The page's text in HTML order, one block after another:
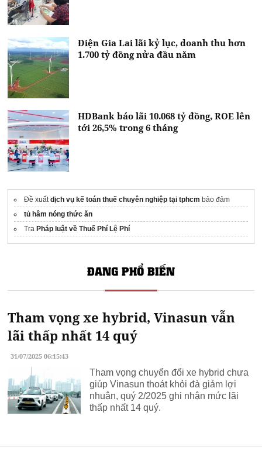
Điện Gia Lai lãi kỷ lục, doanh thu hơn
1.700 tỷ đồng nửa đầu năm
HDBank báo lãi 10.068 tỷ đồng, ROE lên
tới 26,5% trong 6 tháng
Đề xuấtdịch vụ kế toán thuế chuyên nghiệp tại tphcm bảo đảm
tủ hâm nóng thức ăn
Tra Pháp luật về Thuế Phí Lệ Phí
ĐANG PHỔ BIẾN
Tham vọng xe hybrid, Vinasun vẫn
lãi thấp nhất 14 quý
31/07/2025 06:15:43
Tham vọng chuyển đổi xe hybrid chưa
giúp Vinasun thoát khỏi đà giảm lợi
nhuận, quý 2/2025 ghi nhận mức lãi
thấp nhất 14 quý.